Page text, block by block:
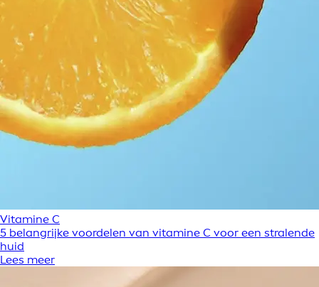
Vitamine C
5 belangrijke voordelen van vitamine C voor een stralende
huid
Lees meer